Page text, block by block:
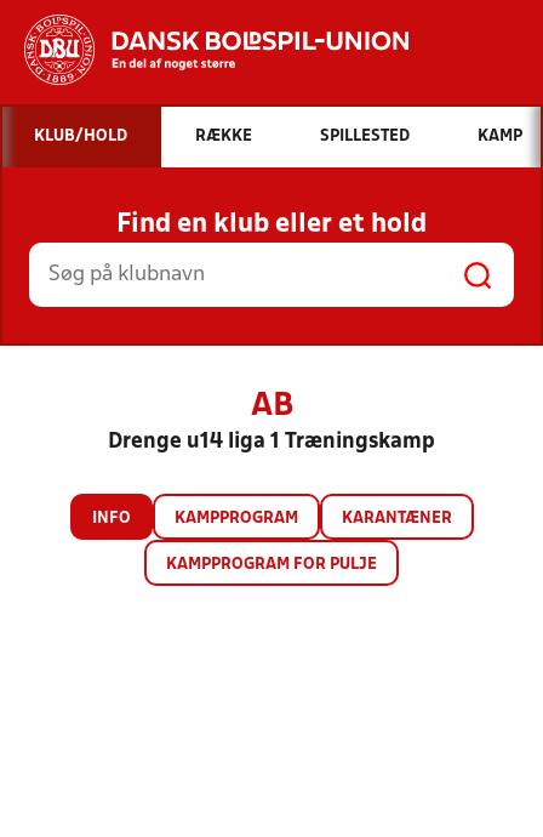
Hvad vil du søge efter?
INDHOLD OG NYHEDER
STILLINGER, RESULTATER, KLUBBER OG
HOLD
KLUB/HOLD RÆKKE SPILLESTED KAMP
Find en klub eller et hold
AB
Drenge u14 liga 1 Træningskamp
INFO KAMPPROGRAM KARANTÆNER
KAMPPROGRAM FOR PULJE